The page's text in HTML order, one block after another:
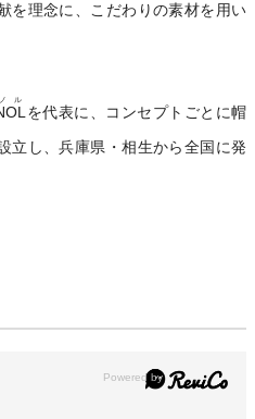
を理念に、こだわりの素材を用い
ノル
を代表に、コンセプトごとに帽
立し、兵庫県・相生から全国に発